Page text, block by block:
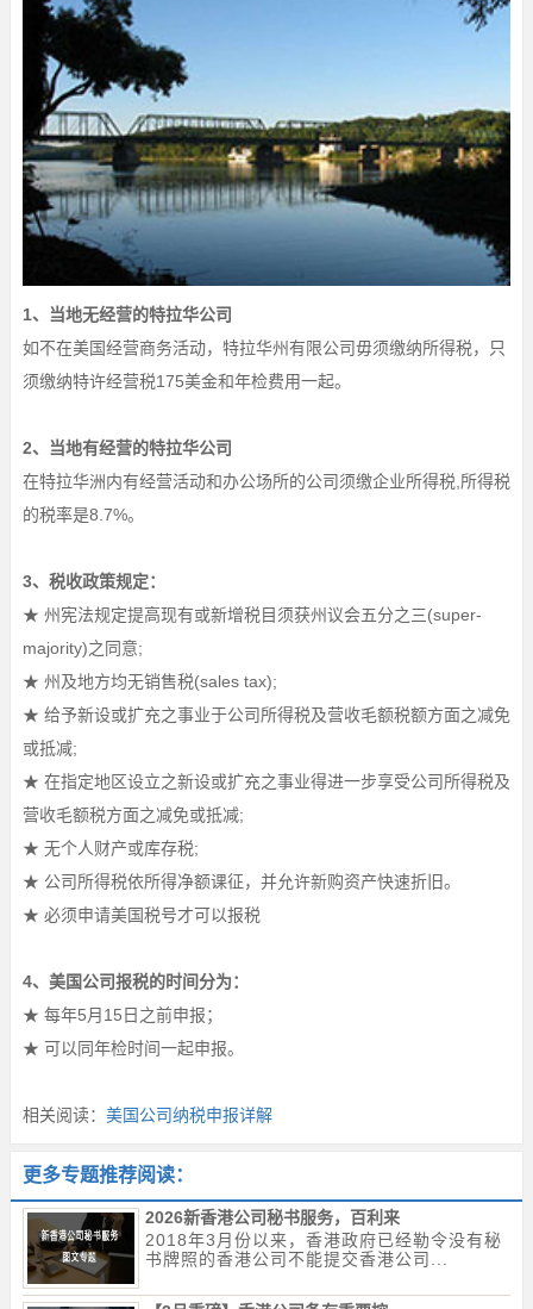
1、当地无经营的特拉华公司
如不在美国经营商务活动，特拉华州有限公司毋须缴纳所得税，只
须缴纳特许经营税175美金和年检费用一起。
2、当地有经营的特拉华公司
在特拉华洲内有经营活动和办公场所的公司须缴企业所得税,所得税
的税率是8.7%。
3、税收政策规定：
★ 州宪法规定提高现有或新增税目须获州议会五分之三(super-
majority)之同意;
★ 州及地方均无销售税(sales tax);
★ 给予新设或扩充之事业于公司所得税及营收毛额税额方面之减免
或抵减;
★ 在指定地区设立之新设或扩充之事业得进一步享受公司所得税及
营收毛额税方面之减免或抵减;
★ 无个人财产或库存税;
★ 公司所得税依所得净额课征，并允许新购资产快速折旧。
★ 必须申请美国税号才可以报税
4、美国公司报税的时间分为：
★ 每年5月15日之前申报；
★ 可以同年检时间一起申报。
相关阅读： 美国公司纳税申报详解
更多专题推荐阅读：
2026新香港公司秘书服务，百利来
2018年3月份以来，香港政府已经勒令没有秘
书牌照的香港公司不能提交香港公司...